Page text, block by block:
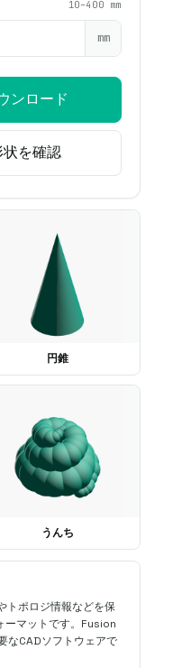
SAMPLE · ⌀ 60 mm
10–400 mm
mm
ンロード
を確認
円錐
うんち
トポロジ情報などを保
ーマットです。Fusion
CADソフトウェアで